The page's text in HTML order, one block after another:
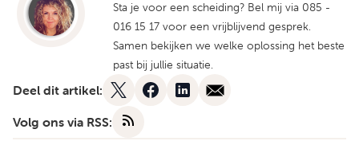
Sta je voor een scheiding? Bel mij via 085 -
016 15 17 voor een vrijblijvend gesprek.
Samen bekijken we welke oplossing het beste
past bij jullie situatie.
Deel dit artikel:
Volg ons via RSS: